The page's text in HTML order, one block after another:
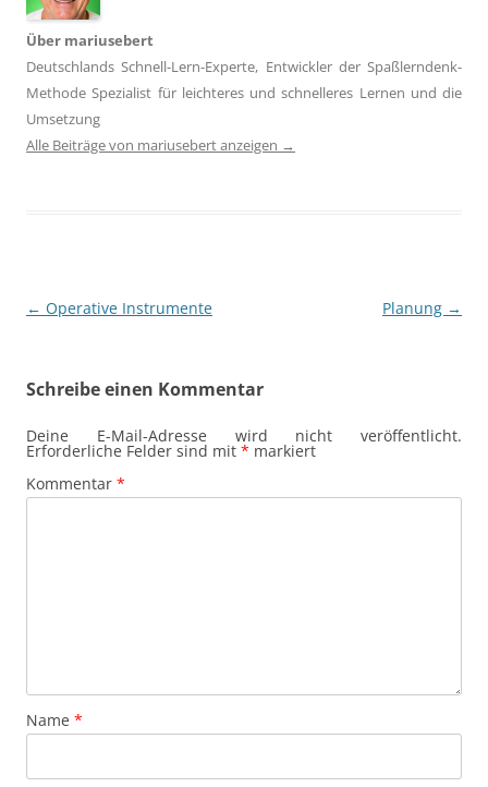
Über mariusebert
Deutschlands Schnell-Lern-Experte, Entwickler der Spaßlerndenk-
Methode Spezialist für leichteres und schnelleres Lernen und die
Umsetzung
Alle Beiträge von mariusebert anzeigen →
Beitragsnavigation
← Operative Instrumente Planung →
Schreibe einen Kommentar
Deine E-Mail-Adresse wird nicht veröffentlicht.
Erforderliche Felder sind mit * markiert
Kommentar *
Name *